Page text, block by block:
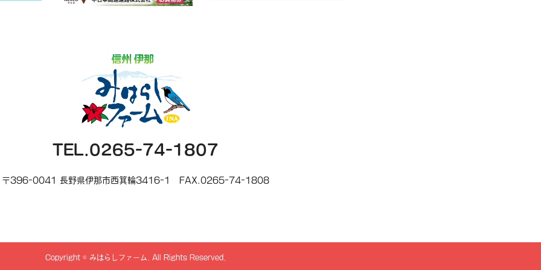
TEL.0265-74-1807
〒396-0041 長野県伊那市西箕輪3416-1 FAX.0265-74-1808
Copyright © みはらしファーム . All Rights Reserved.